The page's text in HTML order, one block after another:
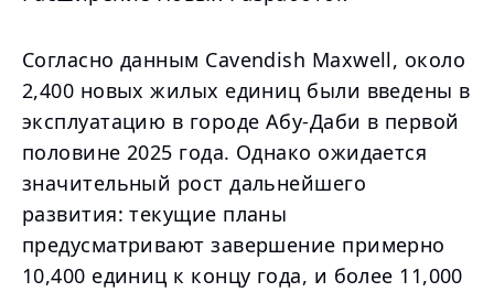
Согласно данным Cavendish Maxwell, около
2,400 новых жилых единиц были введены в
эксплуатацию в городе Абу-Даби в первой
половине 2025 года. Однако ожидается
значительный рост дальнейшего
развития: текущие планы
предусматривают завершение примерно
10,400 единиц к концу года, и более 11,000